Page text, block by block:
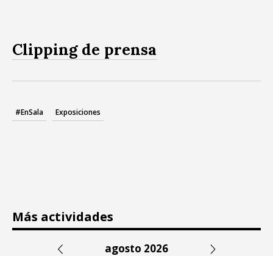
Clipping de prensa
#EnSala Exposiciones
Más actividades
agosto 2026